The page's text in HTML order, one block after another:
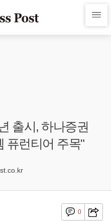
출시, 하나증권
퓨런티어 주목"
0